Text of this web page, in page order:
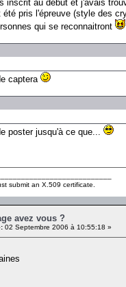
inscrit au début et j'avais
été pris l'épreuve (style des
qui se reconnaitront
captera
poster jusqu'à ce que...
submit an X.509 certificate.
avez vous ?
02 Septembre 2006 à 10:55:18 »